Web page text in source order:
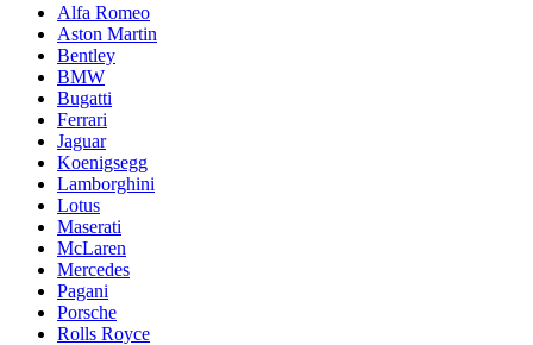
Alfa Romeo
Aston Martin
Bentley
BMW
Bugatti
Ferrari
Jaguar
Koenigsegg
Lamborghini
Lotus
Maserati
McLaren
Mercedes
Pagani
Porsche
Rolls Royce